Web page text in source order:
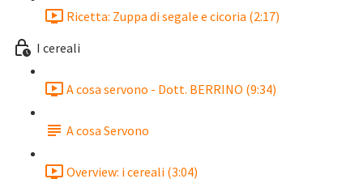
Ricetta: Zuppa di segale e cicoria (2:17)
I cereali
A cosa servono - Dott. BERRINO (9:34)
A cosa Servono
Overview: i cereali (3:04)